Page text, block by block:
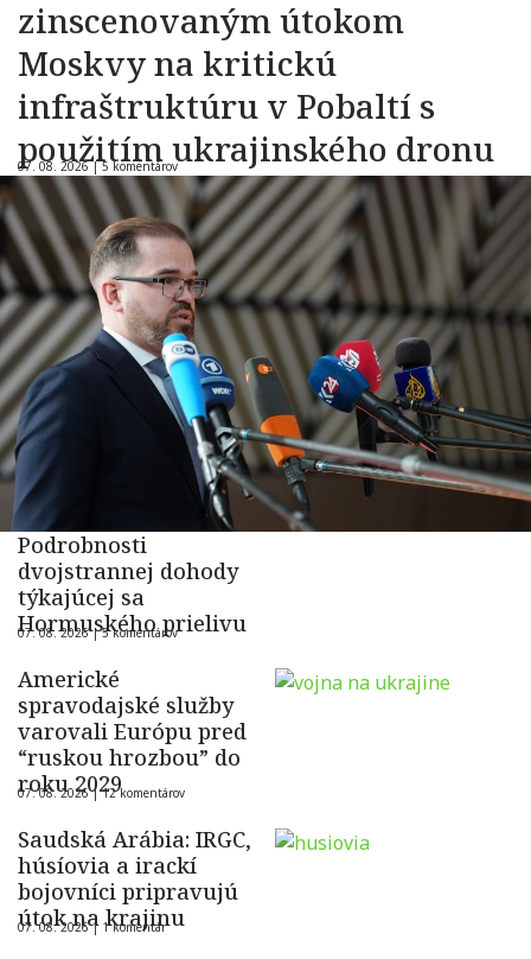
zinscenovaným útokom
Moskvy na kritickú
infraštruktúru v Pobaltí s
použitím ukrajinského dronu
07. 08. 2026 |5 komentárov
Podrobnosti
dvojstrannej dohody
týkajúcej sa
Hormuského prielivu
07. 08. 2026 |5 komentárov
Americké
spravodajské služby
varovali Európu pred
“ruskou hrozbou” do
roku 2029
07. 08. 2026 |12 komentárov
Saudská Arábia: IRGC,
húsíovia a irackí
bojovníci pripravujú
útok na krajinu
07. 08. 2026 | 1 komentár